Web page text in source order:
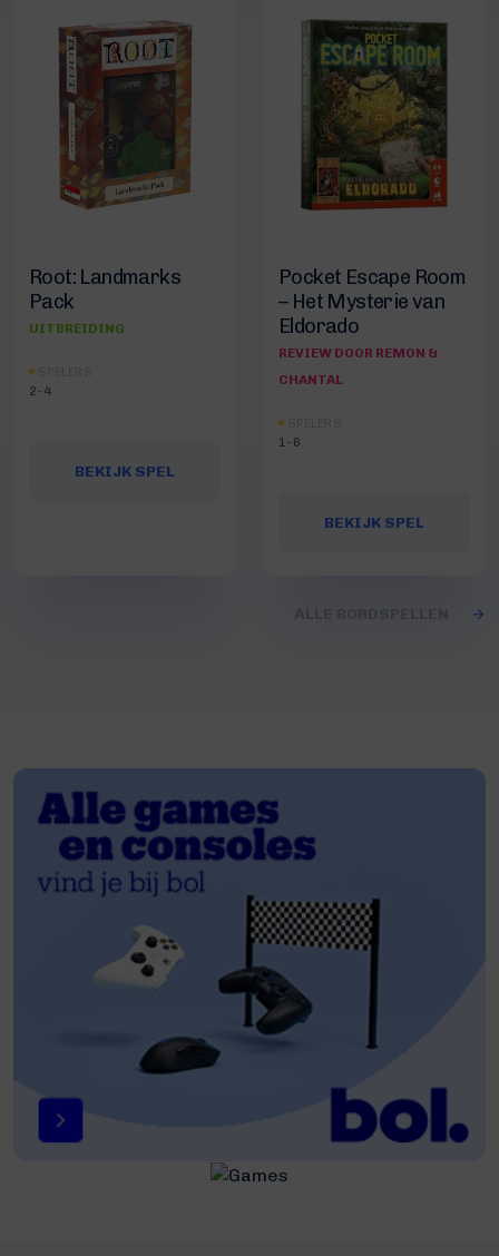
Root: Landmarks
Pack
UITBREIDING
2-4
BEKIJK SPEL
Pocket Escape Room
– Het Mysterie van
Eldorado
REVIEW DOOR REMON &
CHANTAL
1-6
BEKIJK SPEL